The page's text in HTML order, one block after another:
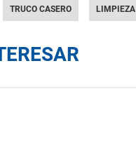
TRUCO CASERO LIMPIEZA